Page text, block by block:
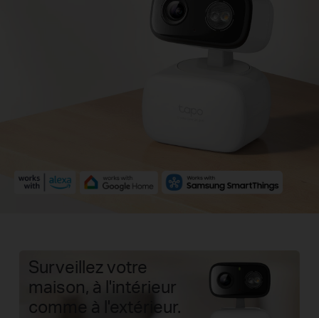
Surveillez votre
maison, à l'intérieur
comme à l'extérieur.